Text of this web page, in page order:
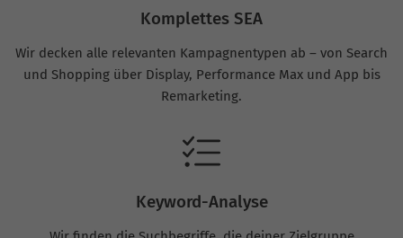
Komplettes SEA
Wir decken alle relevanten Kampagnentypen ab – von Search
und Shopping über Display, Performance Max und App bis
Remarketing.
Keyword-Analyse